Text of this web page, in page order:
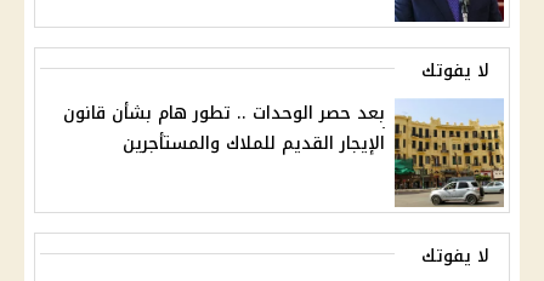
لا يفوتك
بعد حصر الوحدات .. تطور هام بشأن قانون
الإيجار القديم للملاك والمستأجرين
لا يفوتك